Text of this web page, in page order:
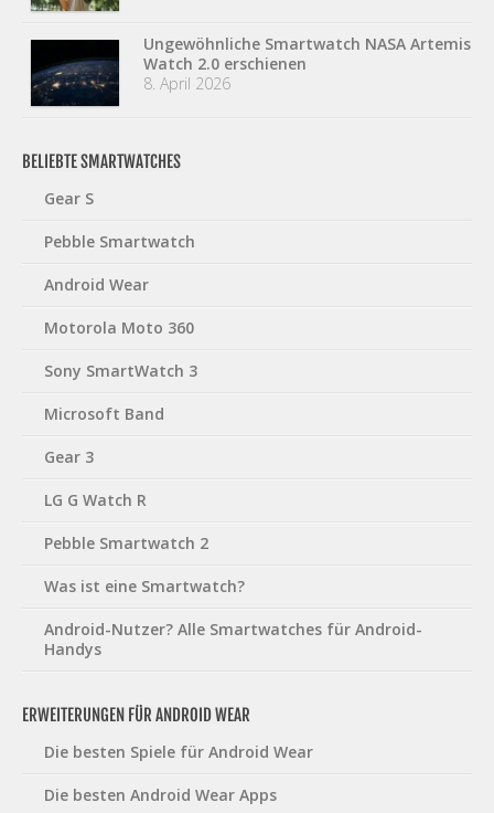
Ungewöhnliche Smartwatch NASA Artemis
Watch 2.0 erschienen
8. April 2026
BELIEBTE SMARTWATCHES
Gear S
Pebble Smartwatch
Android Wear
Motorola Moto 360
Sony SmartWatch 3
Microsoft Band
Gear 3
LG G Watch R
Pebble Smartwatch 2
Was ist eine Smartwatch?
Android-Nutzer? Alle Smartwatches für Android-
Handys
ERWEITERUNGEN FÜR ANDROID WEAR
Die besten Spiele für Android Wear
Die besten Android Wear Apps